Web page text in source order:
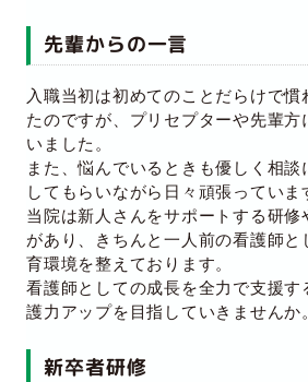
先輩からの一言
入職当初は初めてのことだらけで
たのですが、プリセプターや先輩方
いました。
また、悩んでいるときも優しく相談
してもらいながら日々頑張っていま
当院は新人さんをサポートする研
があり、きちんと一人前の看護師と
育環境を整えております。
看護師としての成長を全力で支援
護力アップを目指していきませんか。
新卒者研修